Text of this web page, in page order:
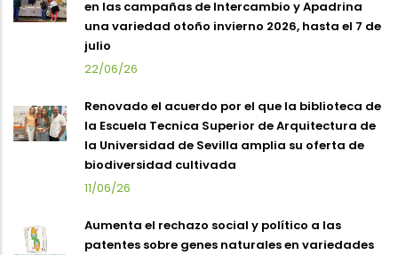
en las campañas de Intercambio y Apadrina
una variedad otoño invierno 2026, hasta el 7 de
julio
22/06/26
Renovado el acuerdo por el que la biblioteca de
la Escuela Tecnica Superior de Arquitectura de
la Universidad de Sevilla amplia su oferta de
biodiversidad cultivada
11/06/26
Aumenta el rechazo social y político a las
patentes sobre genes naturales en variedades